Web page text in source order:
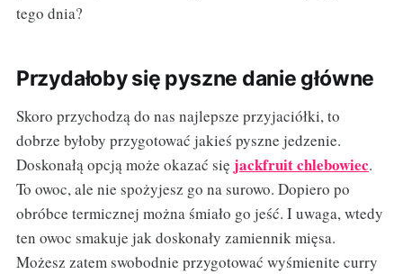
tego dnia?
Przydałoby się pyszne danie główne
Skoro przychodzą do nas najlepsze przyjaciółki, to
dobrze byłoby przygotować jakieś pyszne jedzenie.
Doskonałą opcją może okazać się jackfruit chlebowiec.
To owoc, ale nie spożyjesz go na surowo. Dopiero po
obróbce termicznej można śmiało go jeść. I uwaga, wtedy
ten owoc smakuje jak doskonały zamiennik mięsa.
Możesz zatem swobodnie przygotować wyśmienite curry